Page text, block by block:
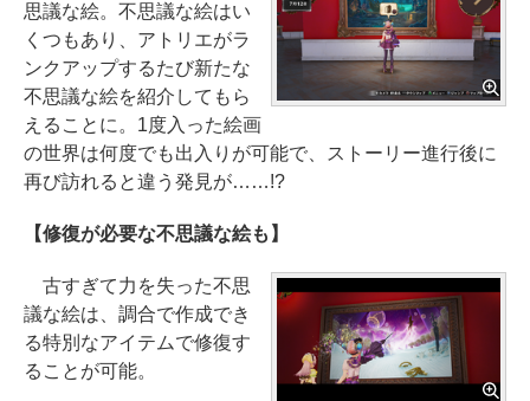
思議な絵。不思議な絵はい
くつもあり、アトリエがラ
ンクアップするたび新たな
不思議な絵を紹介してもら
えることに。1度入った絵画
の世界は何度でも出入りが可能で、ストーリー進行後に
再び訪れると違う発見が……!?
【修復が必要な不思議な絵も】
古すぎて力を失った不思
議な絵は、調合で作成でき
る特別なアイテムで修復す
ることが可能。